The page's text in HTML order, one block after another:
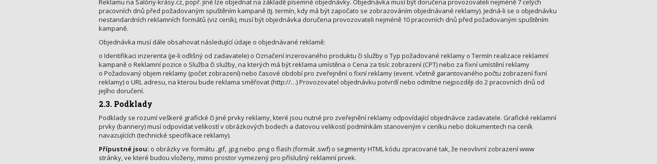
Reklamu na Salóny-krásy.cz, popř. jiné lze objednat na základě písemné objednávky. Objednávka musí být doručena provozovateli nejméně 7 celých
pracovních dnů před požadovaným spuštěním kampaně (tj. termín, kdy má být započato se zobrazováním objednávané reklamy). Jedná-li se o objednávku
nestandardních reklamních formátů (viz ceník), musí být objednávka doručena provozovateli nejméně 10 pracovních dnů před požadovaným spuštěním
kampaně.
Objednávka musí dále obsahovat následující údaje o objednávané reklamě:
o Identifikaci inzerenta (je-li odlišný od zadavatele) o Označení inzerovaného produktu či služby o Typ požadované reklamy o Termín realizace reklamní
kampaně o Reklamní pozice o Služba či služby, na kterých má být reklama umístěna o Cena za tisíc zobrazení (CPT) nebo za fixní umístění reklamy
o Požadovaný objem reklamy (počet zobrazení) nebo časové období pro zveřejnění o fixní reklamy (event. včetně garantovaného počtu zobrazení fixní
reklamy) o URL adresu, na kterou bude reklama směřovat (http://…) Provozovatel objednávku potvrdí nebo odmítne nejpozději do 2 pracovních dnů od
jejího doručení.
2.3. Podklady
Podklady se rozumí veškeré grafické či jiné prvky reklamy, které jsou nutné pro zveřejnění reklamy odpovídající objednávce zadavatele. Grafické reklamní
prvky (bannery) musí odpovídat velikostí v obrázkových bodech a datovou velikostí podmínkám stanoveným v ceníku nebo dokumentech na ceník
navazujících (technické specifikace reklamy).
Přípustné jsou: o obrázky ve formátu .gif, .jpg nebo .png o flash (formát .swf) o segmenty HTML kódu zpracované tak, že neovlivní zobrazení www
stránky, ve které budou vloženy, mimo prostor vymezený pro příslušný reklamní prvek.